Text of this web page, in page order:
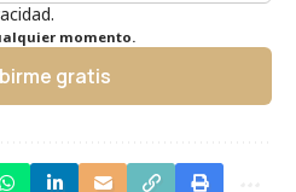
momento.
gratis